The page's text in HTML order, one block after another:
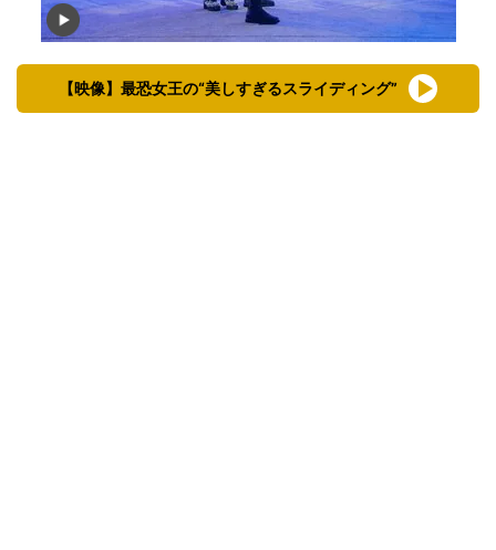
【映像】最恐女王の“美しすぎるスライディング”